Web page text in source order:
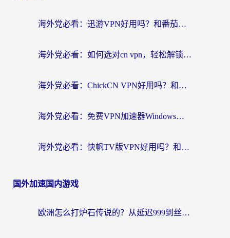
海外党必看：迅游VPN好用吗？和番茄加速器VPN对比哪个回国效果更好？
海外党必看：如何选对cn vpn，轻松解锁国内影音游戏？
海外党必看：ChickCN VPN好用吗？和星河VPN对比哪个回国效果更好？附真实体验+避坑指南
海外党必看：免费VPN加速器Windows版怎么选？附真实测评与无缝访问国内资源指南
海外党必看：快帆TV版VPN好用吗？和hi龟龟VPN对比哪个回国效果更好？附免费加速器选择指南
国外加速国内游戏
欧洲怎么打炉石传说的？从延迟999到丝滑上分，我找到了靠谱加速器